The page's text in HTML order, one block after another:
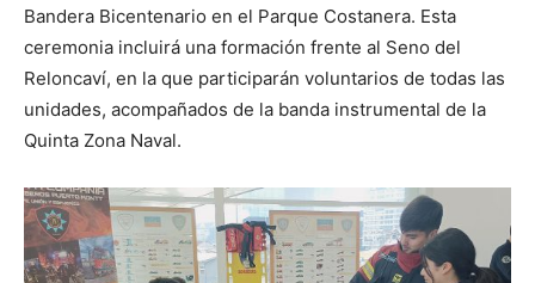
Bandera Bicentenario en el Parque Costanera. Esta
ceremonia incluirá una formación frente al Seno del
Reloncaví, en la que participarán voluntarios de todas las
unidades, acompañados de la banda instrumental de la
Quinta Zona Naval.